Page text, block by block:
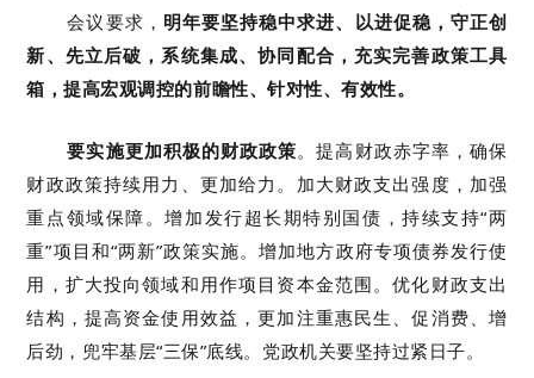
会议要求， 明年要坚持稳中求进、以进促稳，守正创
新、先立后破，系统集成、协同配合，充实完善政策工具
箱，提高宏观调控的前瞻性、针对性、有效性。
要实施更加积极的财政政策。提高财政赤字率，确保
财政政策持续用力、更加给力。加大财政支出强度，加强
重点领域保障。增加发行超长期特别国债，持续支持“两
重”项目和“两新”政策实施。增加地方政府专项债券发行使
用，扩大投向领域和用作项目资本金范围。优化财政支出
结构，提高资金使用效益，更加注重惠民生、促消费、增
后劲，兜牢基层“三保”底线。党政机关要坚持过紧日子。